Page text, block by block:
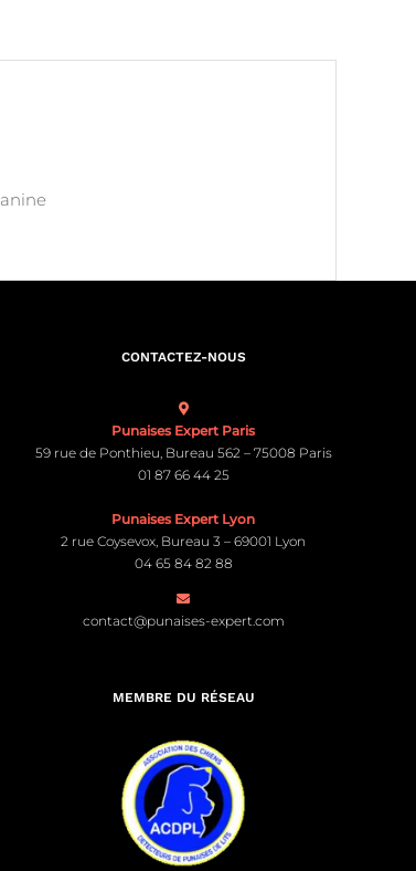
CONTACTEZ-NOUS
Punaises Expert Paris
59 rue de Ponthieu, Bureau 562 – 75008 Paris
01 87 66 44 25
Punaises Expert Lyon
2 rue Coysevox, Bureau 3 – 69001 Lyon
04 65 84 82 88
contact@punaises-expert.com
MEMBRE DU RÉSEAU